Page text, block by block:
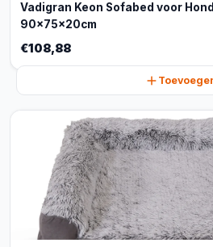
Vadigran Keon Sofabed voor
90x75x20cm
€108,88